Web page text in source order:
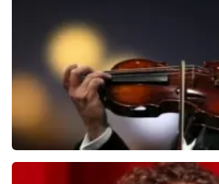
BESTEL NU
Andre Rieu